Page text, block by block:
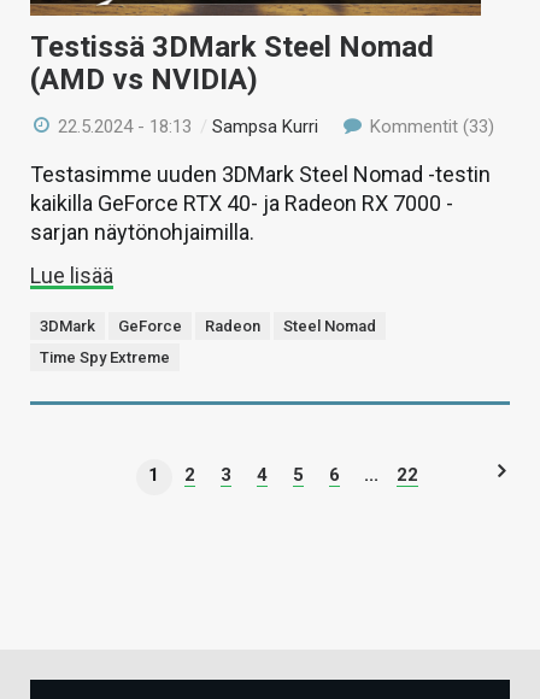
Testissä 3DMark Steel Nomad
(AMD vs NVIDIA)
22.5.2024 - 18:13 /Sampsa Kurri Kommentit (33)
Testasimme uuden 3DMark Steel Nomad -testin
kaikilla GeForce RTX 40- ja Radeon RX 7000 -
sarjan näytönohjaimilla.
Lue lisää
3DMark GeForce Radeon
Steel Nomad
Time Spy Extreme
1 2 3 4 5 6 ... 22